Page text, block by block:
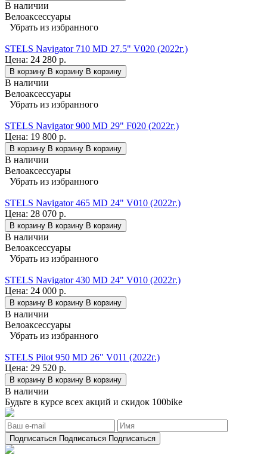
В наличии
Велоаксессуары
Убрать из избранного
STELS Navigator 710 MD 27.5" V020 (2022г.)
Цена: 24 280 р.
В корзину В корзину В корзину
В наличии
Велоаксессуары
Убрать из избранного
STELS Navigator 900 MD 29" F020 (2022г.)
Цена: 19 800 р.
В корзину В корзину В корзину
В наличии
Велоаксессуары
Убрать из избранного
STELS Navigator 465 MD 24" V010 (2022г.)
Цена: 28 070 р.
В корзину В корзину В корзину
В наличии
Велоаксессуары
Убрать из избранного
STELS Navigator 430 MD 24" V010 (2022г.)
Цена: 24 000 р.
В корзину В корзину В корзину
В наличии
Велоаксессуары
Убрать из избранного
STELS Pilot 950 MD 26" V011 (2022г.)
Цена: 29 520 р.
В корзину В корзину В корзину
В наличии
Будьте в курсе всех акций и скидок 100bike
Подписаться Подписаться Подписаться